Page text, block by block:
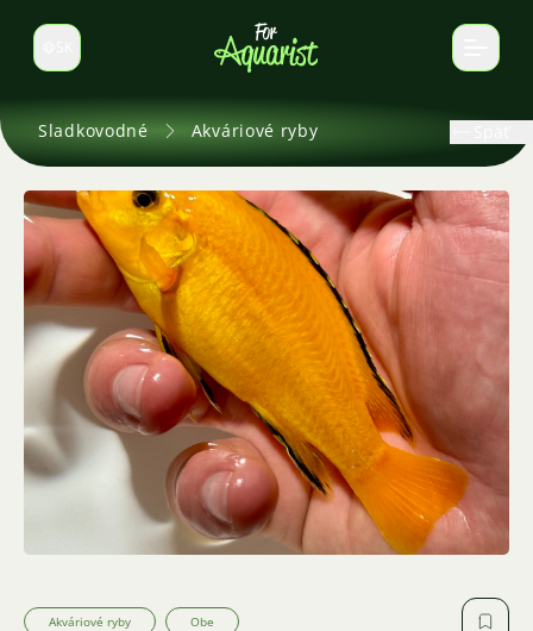
Prepnúť jazyk
Sladkovodné Akváriové ryby
Akváriové ryby Obe